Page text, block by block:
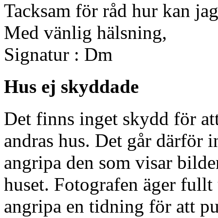
Tacksam för råd hur kan
Med vänlig hälsning,
Signatur : Dm
Hus ej skyddade
Det finns inget skydd för
andras hus. Det går därför
angripa den som visar
huset. Fotografen äger
angripa en tidning för att